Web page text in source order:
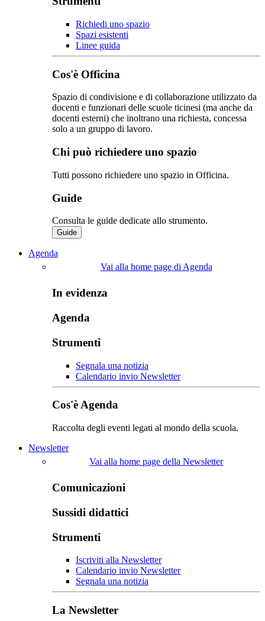
Richiedi uno spazio
Spazi esistenti
Linee guida
Cos'è Officina
Spazio di condivisione e di collaborazione utilizzato da
docenti e funzionari delle scuole ticinesi (ma anche da
docenti esterni) che inoltrano una richiesta, concessa
solo a un gruppo di lavoro.​
Chi può richiedere uno spazio
Tutti possono richiedere uno spazio in Officina.
Guide
Consulta le guide dedicate allo strumento.
Guide
Agenda
Vai alla home page di Agenda
In evidenza
Agenda
Strumenti
Segnala una notizia
Calendario invio Newsletter
Cos'è Agenda
Raccolta degli eventi legati al mondo della scuola.
Newsletter
Vai alla home page della Newsletter
Comunicazioni
Sussidi didattici
Strumenti
Iscriviti alla Newsletter
Calendario invio Newsletter
Segnala una notizia
La Newsletter